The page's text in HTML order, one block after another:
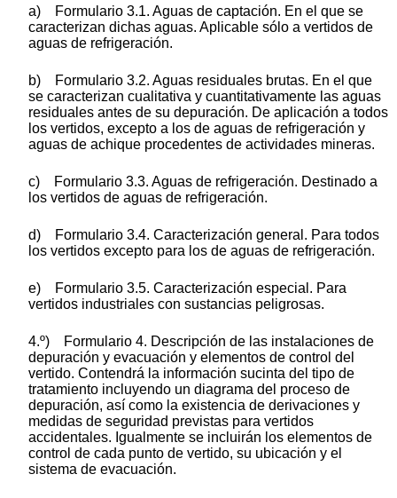
a) Formulario 3.1. Aguas de captación. En el que se
caracterizan dichas aguas. Aplicable sólo a vertidos de
aguas de refrigeración.
b) Formulario 3.2. Aguas residuales brutas. En el que
se caracterizan cualitativa y cuantitativamente las aguas
residuales antes de su depuración. De aplicación a todos
los vertidos, excepto a los de aguas de refrigeración y
aguas de achique procedentes de actividades mineras.
c) Formulario 3.3. Aguas de refrigeración. Destinado a
los vertidos de aguas de refrigeración.
d) Formulario 3.4. Caracterización general. Para todos
los vertidos excepto para los de aguas de refrigeración.
e) Formulario 3.5. Caracterización especial. Para
vertidos industriales con sustancias peligrosas.
4.º) Formulario 4. Descripción de las instalaciones de
depuración y evacuación y elementos de control del
vertido. Contendrá la información sucinta del tipo de
tratamiento incluyendo un diagrama del proceso de
depuración, así como la existencia de derivaciones y
medidas de seguridad previstas para vertidos
accidentales. Igualmente se incluirán los elementos de
control de cada punto de vertido, su ubicación y el
sistema de evacuación.